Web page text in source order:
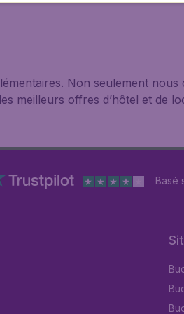
Non seulement
meilleurs offres d’hôtel et de
Basé